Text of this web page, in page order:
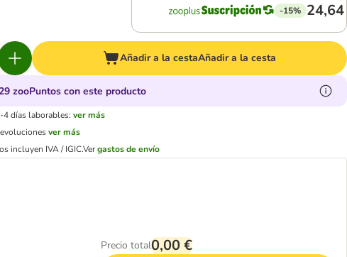
-15%
Añadir a la cestaAñadir a la cesta
zooPuntos con este producto
4 días laborables: ver más
ver más
incluyen IVA / IGIC.Vergastos de envío
Precio total0,00 €